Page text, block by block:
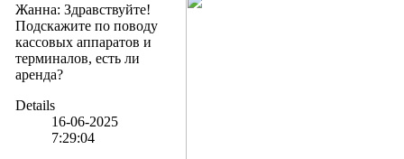
Жанна: Здравствуйте!
Подскажите по поводу
кассовых аппаратов и
терминалов, есть ли
аренда?
Details
16-06-2025
7:29:04